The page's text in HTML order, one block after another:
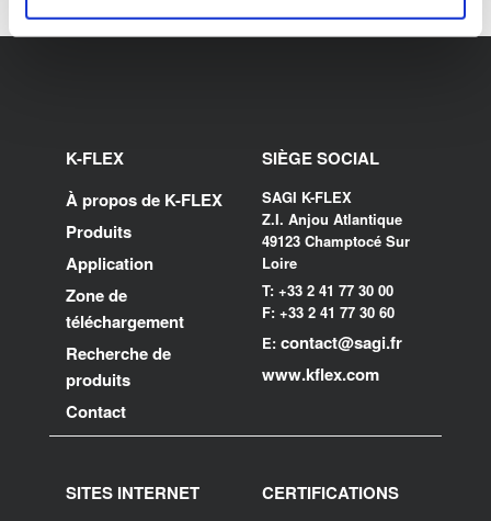
K-FLEX
À propos de K-FLEX
Produits
Application
Zone de
téléchargement
Recherche de
produits
Contact
SIÈGE SOCIAL
SAGI K-FLEX
Z.I. Anjou Atlantique
49123 Champtocé Sur
Loire
T: +33 2 41 77 30 00
F: +33 2 41 77 30 60
E: contact@sagi.fr
www.kflex.com
SITES INTERNET
CERTIFICATIONS